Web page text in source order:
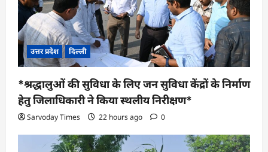
उत्तर प्रदेश दिल्ली
*श्रद्धालुओं की सुविधा के लिए जन सुविधा केंद्रों के निर्माण
हेतु जिलाधिकारी ने किया स्थलीय निरीक्षण*
Sarvoday Times 22 hours ago 0